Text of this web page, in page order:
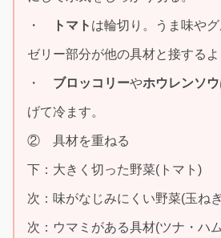
・ トマト は輪切り。うま味や
ゼリー部分が他の具材と接するよ
・ ブロッコリーやホウレンソウ
げて冷ます。
② 具材を重ねる
下：大きく切った野菜(トマト)
次：味がなじみにくい野菜(玉ね
次：ウマミがある具材(ツナ・ハ